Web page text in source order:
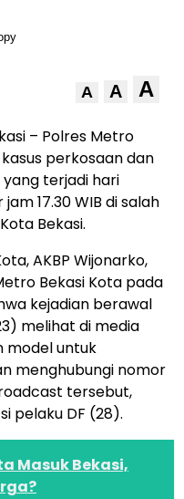
A A A
– Polres Metro
perkosaan dan
terjadi hari
17.30 WIB di salah
Bekasi.
AKBP Wijonarko,
Bekasi Kota pada
kejadian berawal
melihat di media
model untuk
menghubungi nomor
tersebut,
pelaku DF (28).
Masuk Bekasi,